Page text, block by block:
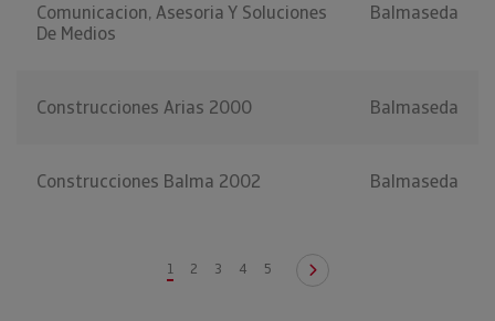
Comunicacion, Asesoria Y Soluciones
De Medios
Balmaseda
Construcciones Arias 2000 Balmaseda
Construcciones Balma 2002 Balmaseda
1 2 3 4 5